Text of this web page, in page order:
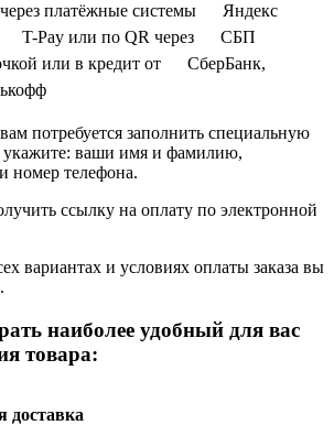
платёжные системы
Яндекс
T-Pay или по QR через
СБП
или в кредит от
СберБанк,
потребуется заполнить специальную
укажите: ваши имя и фамилию,
номер телефона.
ссылку на оплату по электронной
вариантах и условиях оплаты заказа вы
.
наиболее удобный для вас
товара:
доставка